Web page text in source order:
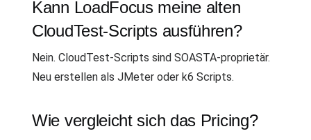
Kann LoadFocus meine alten
CloudTest-Scripts ausführen?
Nein. CloudTest-Scripts sind SOASTA-proprietär.
Neu erstellen als JMeter oder k6 Scripts.
Wie vergleicht sich das Pricing?